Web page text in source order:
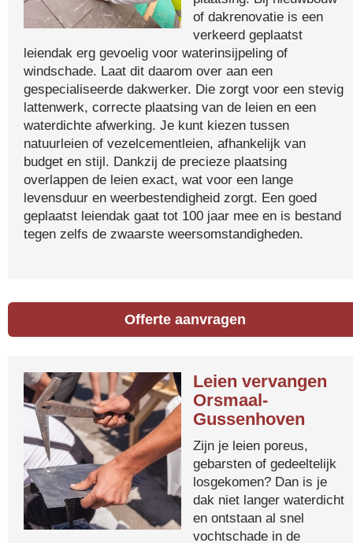
of dakrenovatie is een
verkeerd geplaatst
leiendak erg gevoelig voor waterinsijpeling of
windschade. Laat dit daarom over aan een
gespecialiseerde dakwerker. Die zorgt voor een stevig
lattenwerk, correcte plaatsing van de leien en een
waterdichte afwerking. Je kunt kiezen tussen
natuurleien of vezelcementleien, afhankelijk van
budget en stijl. Dankzij de precieze plaatsing
overlappen de leien exact, wat voor een lange
levensduur en weerbestendigheid zorgt. Een goed
geplaatst leiendak gaat tot 100 jaar mee en is bestand
tegen zelfs de zwaarste weersomstandigheden.
Offerte aanvragen
Leien vervangen
Orsmaal-
Gussenhoven
Zijn je leien poreus,
gebarsten of gedeeltelijk
losgekomen? Dan is je
dak niet langer waterdicht
en ontstaan al snel
vochtschade in de